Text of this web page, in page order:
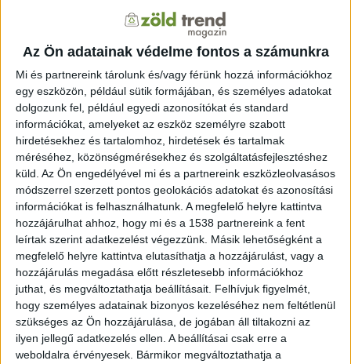
Az Ön adatainak védelme fontos a számunkra
Mi és partnereink tárolunk és/vagy férünk hozzá információkhoz
egy eszközön, például sütik formájában, és személyes adatokat
dolgozunk fel, például egyedi azonosítókat és standard
információkat, amelyeket az eszköz személyre szabott
hirdetésekhez és tartalomhoz, hirdetések és tartalmak
méréséhez, közönségmérésekhez és szolgáltatásfejlesztéshez
küld. Az Ön engedélyével mi és a partnereink eszközleolvasásos
módszerrel szerzett pontos geolokációs adatokat és azonosítási
információkat is felhasználhatunk. A megfelelő helyre kattintva
hozzájárulhat ahhoz, hogy mi és a 1538 partnereink a fent
leírtak szerint adatkezelést végezzünk. Másik lehetőségként a
megfelelő helyre kattintva elutasíthatja a hozzájárulást, vagy a
hozzájárulás megadása előtt részletesebb információkhoz
juthat, és megváltoztathatja beállításait. Felhívjuk figyelmét,
hogy személyes adatainak bizonyos kezeléséhez nem feltétlenül
szükséges az Ön hozzájárulása, de jogában áll tiltakozni az
ilyen jellegű adatkezelés ellen. A beállításai csak erre a
weboldalra érvényesek. Bármikor megváltoztathatja a
megvalósításának fejlődéséhez. Az életműdíjat elsőként
Naoyuki Yoshino, a tokiói Keio Egyetem emeritus
Hozzátették, hogy az elmúlt évek publikációs
tevékenysége alapján kiemelkedő zöld pénzügyi kutatást
végző, magyar állampolgárságú szakember számára a
Zöld pénzügyi tudományos nagydíj adományozható. A
2021. évi díjat Naffa Helena vette át. Ezt az elismerést
háromévente adományozza a jegybank, így ennek
elnyerésére a pályázóknak legközelebb 2024-ben lesz
lehetőségük.
Kitértek még a Zöld pénzügyi talentum díjra is, amelyet
olyan 41 évnél fiatalabb magyar állampolgárságú
szakember számára adományoz az MNB, aki az elmúlt
évek publikációs tevékenysége alapján kiemelkedő zöld
pénzügyi kutatást végzett. A díjat az első kiírás
alkalmával Molnár Katának ítélték oda, aki kutatásaiban